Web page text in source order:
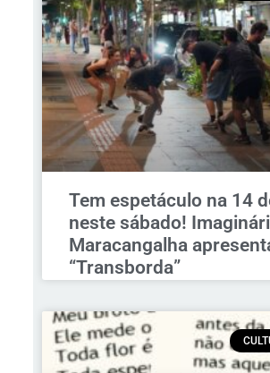
Tem espetáculo na 14
neste sábado!
Maracangalha
“Transborda”